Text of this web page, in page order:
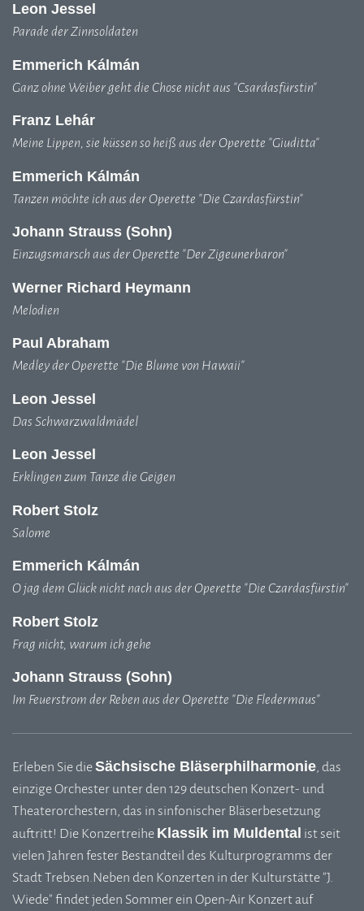
Leon Jessel
Parade der Zinnsoldaten
Emmerich Kálmán
Ganz ohne Weiber geht die Chose nicht aus "Csardasfürstin"
Franz Lehár
Meine Lippen, sie küssen so heiß aus der Operette "Giuditta"
Emmerich Kálmán
Tanzen möchte ich aus der Operette "Die Czardasfürstin"
Johann Strauss (Sohn)
Einzugsmarsch aus der Operette "Der Zigeunerbaron"
Werner Richard Heymann
Melodien
Paul Abraham
Medley der Operette "Die Blume von Hawaii"
Leon Jessel
Das Schwarzwaldmädel
Leon Jessel
Erklingen zum Tanze die Geigen
Robert Stolz
Salome
Emmerich Kálmán
O jag dem Glück nicht nach aus der Operette "Die Czardasfürstin"
Robert Stolz
Frag nicht, warum ich gehe
Johann Strauss (Sohn)
Im Feuerstrom der Reben aus der Operette "Die Fledermaus"
Erleben Sie dieSächsische Bläserphilharmonie, das
einzige Orchester unter den 129 deutschen Konzert- und
Theaterorchestern, das in sinfonischer Bläserbesetzung
auftritt! Die Konzertreihe Klassik im Muldental ist seit
vielen Jahren fester Bestandteil des Kulturprogramms der
Stadt Trebsen.Neben den Konzerten in der Kulturstätte "J.
Wiede" findet jeden Sommer ein Open-Air Konzert auf